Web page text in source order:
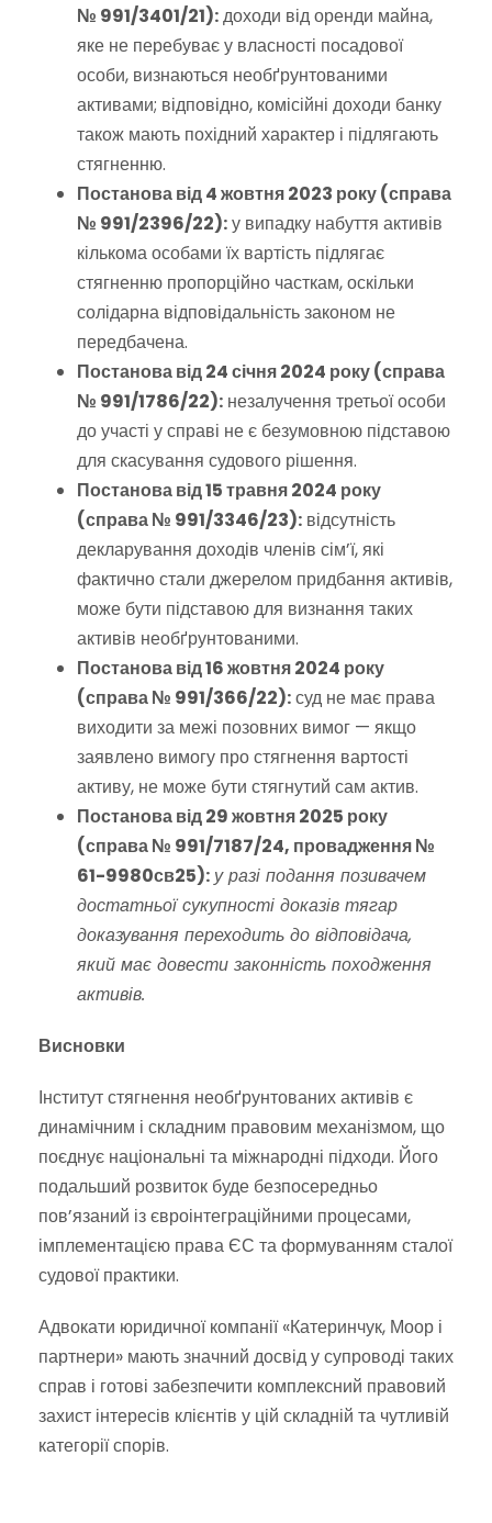
№ 991/3401/21):доходи від оренди майна,
яке не перебуває у власності посадової
особи, визнаються необґрунтованими
активами; відповідно, комісійні доходи банку
також мають похідний характер і підлягають
стягненню.
Постанова від 4 жовтня 2023 року (справа
№ 991/2396/22):у випадку набуття активів
кількома особами їх вартість підлягає
стягненню пропорційно часткам, оскільки
солідарна відповідальність законом не
передбачена.
Постанова від 24 січня 2024 року (справа
№ 991/1786/22): незалучення третьої особи
до участі у справі не є безумовною підставою
для скасування судового рішення.
Постанова від 15 травня 2024 року
(справа № 991/3346/23): відсутність
декларування доходів членів сім’ї, які
фактично стали джерелом придбання активів,
може бути підставою для визнання таких
активів необґрунтованими.
Постанова від 16 жовтня 2024 року
(справа № 991/366/22):суд не має права
виходити за межі позовних вимог — якщо
заявлено вимогу про стягнення вартості
активу, не може бути стягнутий сам актив.
Постанова від 29 жовтня 2025 року
(справа № 991/7187/24, провадження №
61-9980св25): у разі подання позивачем
достатньої сукупності доказів тягар
доказування переходить до відповідача,
який має довести законність походження
активів.
Висновки
Інститут стягнення необґрунтованих активів є
динамічним і складним правовим механізмом, що
поєднує національні та міжнародні підходи. Його
подальший розвиток буде безпосередньо
пов’язаний із євроінтеграційними процесами,
імплементацією права ЄС та формуванням сталої
судової практики.
Адвокати юридичної компанії «Катеринчук, Моор і
партнери» мають значний досвід у супроводі таких
справ і готові забезпечити комплексний правовий
захист інтересів клієнтів у цій складній та чутливій
категорії спорів.